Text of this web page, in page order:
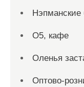
Нэпманские
О5, кафе
Оленья
Оптово-